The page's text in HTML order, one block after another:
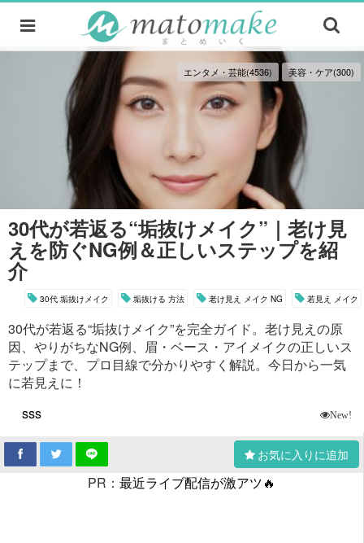
エンタメ・芸能(4536) 美容・ケア(300)
30代が若返る“垢抜けメイク”｜老け見
えを防ぐNG例＆正しいステップを紹
介
30代 垢抜けメイク 垢抜ける 方法 老け見え メイク NG 若見え メイク
30代が若返る“垢抜けメイク”を完全ガイド。老け見えの原
因、やりがちなNG例、眉・ベース・アイメイクの正しいス
テップまで、プロ目線で分かりやすく解説。今日から一気
に若見えに！
sss
New!
お気に入りに追加
PR： 最近ライブ配信が激アツ🔥